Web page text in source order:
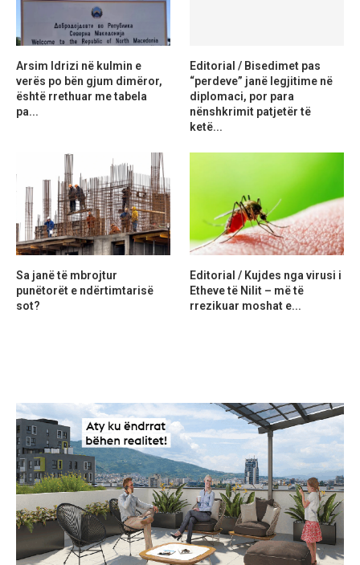
Arsim Idrizi në kulmin e
verës po bën gjum dimëror,
është rrethuar me tabela
pa...
Editorial / Bisedimet pas
“perdeve” janë legjitime në
diplomaci, por para
nënshkrimit patjetër të
ketë...
Sa janë të mbrojtur
punëtorët e ndërtimtarisë
sot?
Editorial / Kujdes nga virusi i
Etheve të Nilit – më të
rrezikuar moshat e...